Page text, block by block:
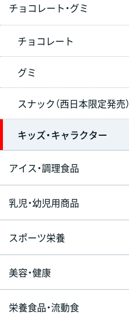
チョコレート・グミ
チョコレート
グミ
スナック（西日本限定発売）
キッズ・キャラクター
アイス・調理食品
乳児・幼児用商品
スポーツ栄養
美容・健康
栄養食品・流動食